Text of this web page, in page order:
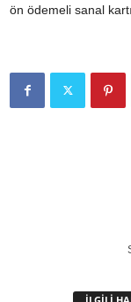
ön ödemeli sanal